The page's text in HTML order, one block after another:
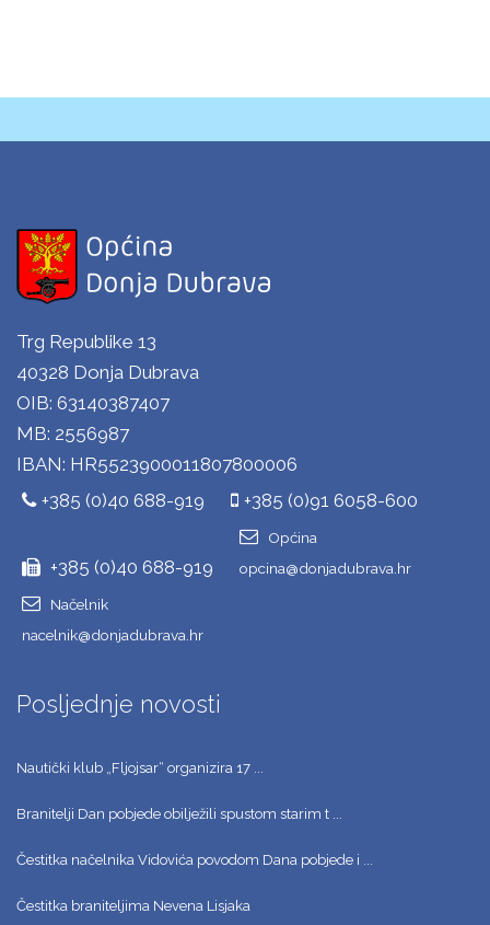
Trg Republike 13
40328 Donja Dubrava
OIB: 63140387407
MB: 2556987
IBAN: HR5523900011807800006
+385 (0)40 688-919
+385 (0)91 6058-600
+385 (0)40 688-919
Općina
opcina@donjadubrava.hr
Načelnik
nacelnik@donjadubrava.hr
Posljednje novosti
Nautički klub „Fljojsar“ organizira 17 ...
Branitelji Dan pobjede obilježili spustom starim t ...
Čestitka načelnika Vidovića povodom Dana pobjede i ...
Čestitka braniteljima Nevena Lisjaka